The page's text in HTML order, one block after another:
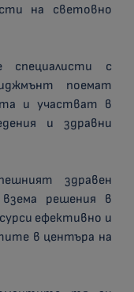
на световно
специалисти с
поемат
и участват в
и здравни
здравен
решения в
ефективно и
в центъра на